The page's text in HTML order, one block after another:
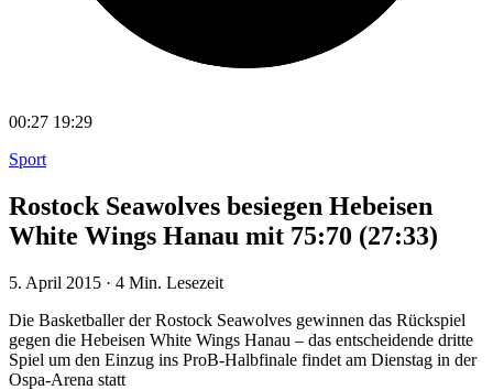
00:27 19:29
Sport
Rostock Seawolves besiegen Hebeisen
White Wings Hanau mit 75:70 (27:33)
5. April 2015 · 4 Min. Lesezeit
Die Basketballer der Rostock Seawolves gewinnen das Rückspiel
gegen die Hebeisen White Wings Hanau – das entscheidende dritte
Spiel um den Einzug ins ProB-Halbfinale findet am Dienstag in der
Ospa-Arena statt